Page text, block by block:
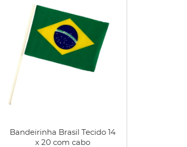
Bandeirinha Brasil Tecido 14
x 20 com cabo